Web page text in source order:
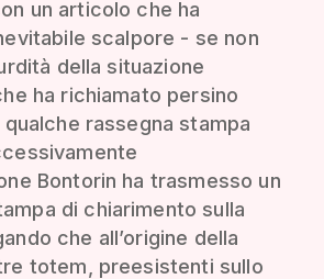
un articolo che ha
scalpore - se non
della situazione
ha richiamato persino
qualche rassegna stampa
Bontorin ha trasmesso un
di chiarimento sulla
che all’origine della
totem, preesistenti sullo